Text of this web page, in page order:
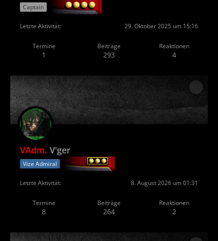
Captain
Letzte Aktivität 29. Oktober 2025 um 15:16
Termine
1
Beiträge
293
Reaktionen
4
VAdm. V'ger
Vize Admiral
Letzte Aktivität 8. August 2026 um 01:31
Termine
8
Beiträge
264
Reaktionen
2